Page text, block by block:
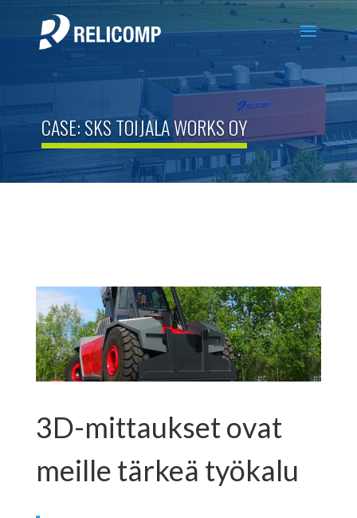
CASE: SKS TOIJALA WORKS OY
3D-mittaukset ovat
meille tärkeä työkalu